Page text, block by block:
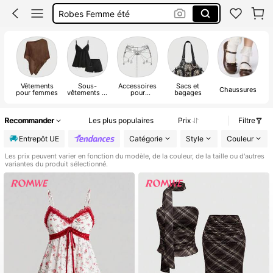
Short Femme été
Squishy
Vêtements
pour femmes
Sous-
vêtements et
Accessoires
pour
Sacs et
bagages Chaussures
Recommander Les plus populaires Prix
Filtre
Entrepôt UE
Catégorie Style Couleur
Les prix peuvent varier en fonction du modèle, de la couleur, de la taille ou d'autres
variantes du produit sélectionné.